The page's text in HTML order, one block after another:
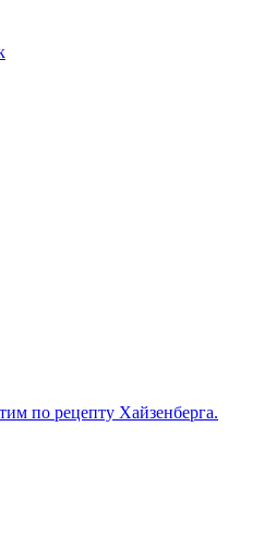
по рецепту Хайзенберга.